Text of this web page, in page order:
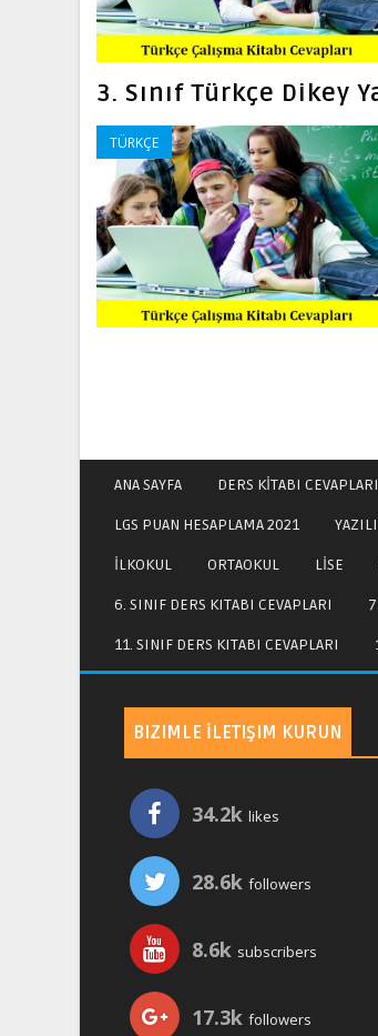
3. Sınıf Türkçe Dikey
TÜRKÇE
ANA SAYFA DERS KİTABI
LGS PUAN HESAPLAMA 2021
İLKOKUL ORTAOKUL LİSE
6. SINIF DERS KITABI CEVAPLARI
11. SINIF DERS KITABI CEVAPLARI
BIZIMLE İLETIŞIM KURUN
34.2k likes
28.6k followers
8.6k subscribers
17.3k followers